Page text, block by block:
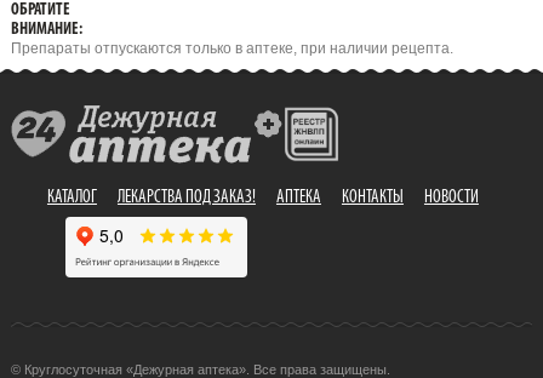
ОБРАТИТЕ
ВНИМАНИЕ:
Препараты отпускаются только в аптеке, при наличии рецепта.
КАТАЛОГ ЛЕКАРСТВА ПОД ЗАКАЗ! АПТЕКА КОНТАКТЫ НОВОСТИ
© Круглосуточная «Дежурная аптека». Все права защищены.